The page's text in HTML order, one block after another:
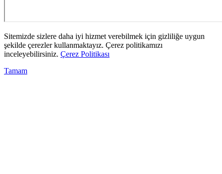
Sitemizde sizlere daha iyi hizmet verebilmek için gizliliğe uygun
şekilde çerezler kullanmaktayız. Çerez politikamızı
inceleyebilirsiniz. Çerez Politikası
Tamam